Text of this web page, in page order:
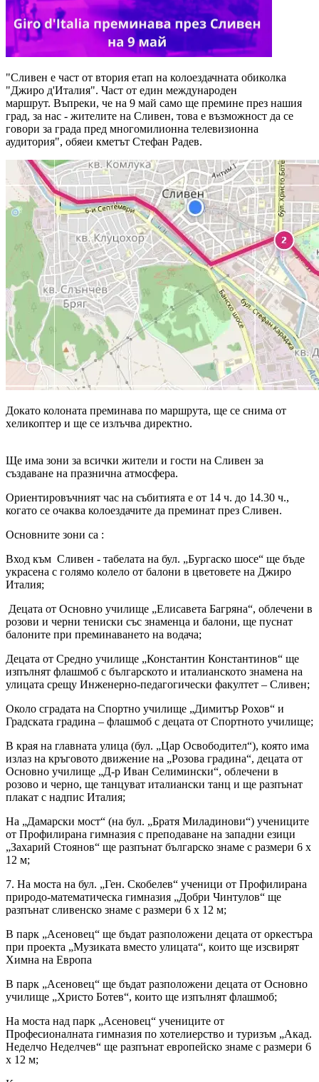
"Сливен е част от втория етап на колоездачната обиколка
"Джиро д'Италия". Част от един международен
маршрут. Въпреки, че на 9 май само ще премине през нашия
град, за нас - жителите на Сливен, това е възможност да се
говори за града пред многомилионна телевизионна
аудитория", обяеи кметът Стефан Радев.
Докато колоната преминава по маршрута, ще се снима от
хеликоптер и ще се излъчва директно.
Ще има зони за всички жители и гости на Сливен за
създаване на празнична атмосфера.
Ориентировъчният час на събитията е от 14 ч. до 14.30 ч.,
когато се очаква колоездачите да преминат през Сливен.
Основните зони са :
Вход към Сливен - табелата на бул. „Бургаско шосе“ ще бъде
украсена с голямо колело от балони в цветовете на Джиро
Италия;
Децата от Основно училище „Елисавета Багряна“, облечени в
розови и черни тениски със знаменца и балони, ще пуснат
балоните при преминаването на водача;
Децата от Средно училище „Константин Константинов“ ще
изпълнят флашмоб с българското и италианското знамена на
улицата срещу Инженерно-педагогически факултет – Сливен;
Около сградата на Спортно училище „Димитър Рохов“ и
Градската градина – флашмоб с децата от Спортното училище;
В края на главната улица (бул. „Цар Освободител“), която има
излаз на кръговото движение на „Розова градина“, децата от
Основно училище „Д-р Иван Селимински“, облечени в
розово и черно, ще танцуват италиански танц и ще разпънат
плакат с надпис Италия;
На „Дамарски мост“ (на бул. „Братя Миладинови“) учениците
от Профилирана гимназия с преподаване на западни езици
„Захарий Стоянов“ ще разпънат българско знаме с размери 6 х
12 м;
7. На моста на бул. „Ген. Скобелев“ ученици от Профилирана
природо-математическа гимназия „Добри Чинтулов“ ще
разпънат сливенско знаме с размери 6 х 12 м;
В парк „Асеновец“ ще бъдат разположени децата от оркестъра
при проекта „Музиката вместо улицата“, които ще изсвирят
Химна на Европа
В парк „Асеновец“ ще бъдат разположени децата от Основно
училище „Христо Ботев“, които ще изпълнят флашмоб;
На моста над парк „Асеновец“ учениците от
Професионалната гимназия по хотелиерство и туризъм „Акад.
Неделчо Неделчев“ ще разпънат европейско знаме с размери 6
х 12 м;